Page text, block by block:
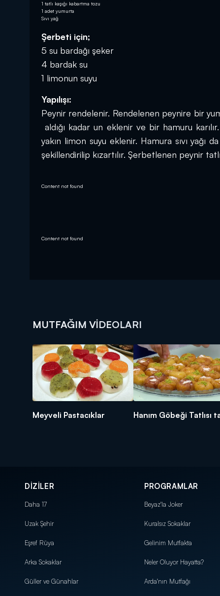
1 tatlı kaşığı kabartma tozu
1 adet yumurta
Sıvı yağ
Şerbeti için;
5 su bardağı şeker
4 bardak su
1 limonun suyu
Yapılışı:
Peynir rendelenir. Rendelenen peynire bir
aldığı kadar un eklenir ve bir hamuru
yakın limon suyu eklenir. Hamura sıvı yağı
şekillendirilip kızartılır. Şerbetlenen peynir
Content not found
Content not found
MUTFAĞIM VIDEOLARI
Meyveli Pastacıklar Hanım Göbeği Tatlısı
DİZİLER
Daha 17
Uzak Şehir
Eşref Rüya
Arka Sokaklar
Güller ve Günahlar
PROGRAMLAR
Beyaz'la Joker
Kuralsız Sokaklar
Gelinim Mutfakta
Neler Oluyor Hayatta?
Arda'nın Mutfağı